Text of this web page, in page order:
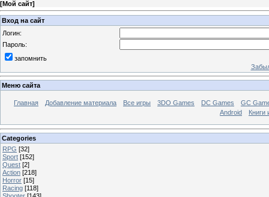
[Мой сайт]
Вход на сайт
Логин:
Пароль:
запомнить
Меню сайта
Главная Добавление материала Все игры 3DO Games DC Games
GC
Android
Книги
Categories
RPG [32]
Sport [152]
Quest [2]
Action [218]
Horror [15]
Racing [118]